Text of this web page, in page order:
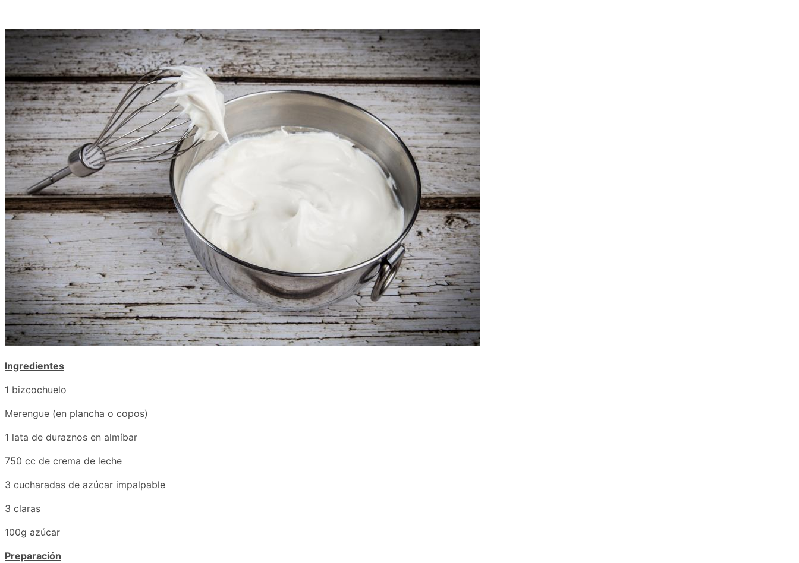
Ingredientes
1 bizcochuelo
Merengue (en plancha o copos)
1 lata de duraznos en almíbar
750 cc de crema de leche
3 cucharadas de azúcar impalpable
3 claras
100g azúcar
Preparación